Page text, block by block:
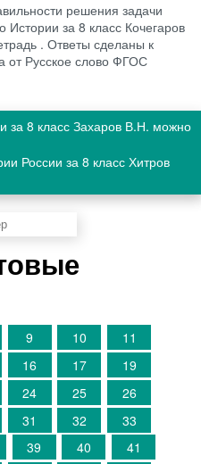
решения задачи
Истории за 8 класс Кочегаров
. Ответы сделаны к
от Русское слово ФГОС
за 8 класс Захаров В.Н. можно
России за 8 класс Хитров
9 10
11
16 17
19
24 25
26
31 32
33
39 40 41